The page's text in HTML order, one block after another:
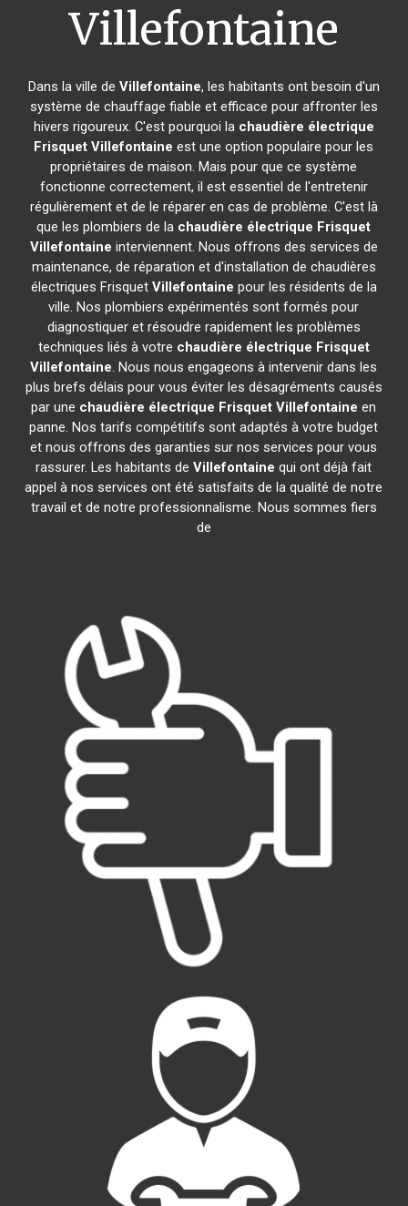
Villefontaine
Dans la ville de Villefontaine, les habitants ont besoin d'un
système de chauffage fiable et efficace pour affronter les
hivers rigoureux. C'est pourquoi la chaudière électrique
Frisquet Villefontaine est une option populaire pour les
propriétaires de maison. Mais pour que ce système
fonctionne correctement, il est essentiel de l'entretenir
régulièrement et de le réparer en cas de problème. C'est là
que les plombiers de la chaudière électrique Frisquet
Villefontaine interviennent. Nous offrons des services de
maintenance, de réparation et d'installation de chaudières
électriques Frisquet Villefontaine pour les résidents de la
ville. Nos plombiers expérimentés sont formés pour
diagnostiquer et résoudre rapidement les problèmes
techniques liés à votre chaudière électrique Frisquet
Villefontaine. Nous nous engageons à intervenir dans les
plus brefs délais pour vous éviter les désagréments causés
par une chaudière électrique Frisquet Villefontaine en
panne. Nos tarifs compétitifs sont adaptés à votre budget
et nous offrons des garanties sur nos services pour vous
rassurer. Les habitants deVillefontaine qui ont déjà fait
appel à nos services ont été satisfaits de la qualité de notre
travail et de notre professionnalisme. Nous sommes fiers
de